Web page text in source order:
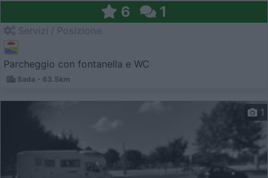
6 1
Parcheggio con fontanella e WC
Sada - 63.5km
1